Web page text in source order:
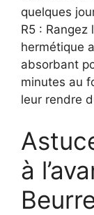
quelques
R5 :
hermétique
absorbant
minutes au
leur rendre
à